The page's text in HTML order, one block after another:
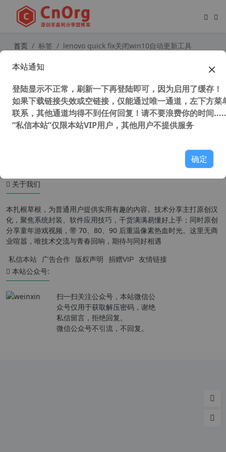
首页 标签 lenovo quick fix关闭win10自动更新工具
关于我们
本扎根草根，为普通用户提供实用有趣的内容。技术分享主打原创汉
化，聚焦系统封装、软件应用技巧，干货满满易懂好上手；同时原创
分享童年游戏视频，带 70、80、90 后重温像素热血时光。这里无商
业喧嚣，唯技术交流与青春回响，期待与同好相遇
私信本站 广告合作 版权声明 捐赠VIP 友情链接
本站公众号:
扫一扫关注公众号，本站微信公
众号仅用于获取解压密码，谢绝
私信留言，拒绝回复。
微信公众号不引流，不回复。
本站通知
登陆显示不正常，刷新一下再登陆即可，因为启用了缓存！
如果下载链接失效或空链接，仅能通过唯一通道，左下方菜
联系，其他通道均得不到任何回复！请不要浪费你的时间
“私信本站”仅限本站VIP用户，其他用户不提供服务
确定